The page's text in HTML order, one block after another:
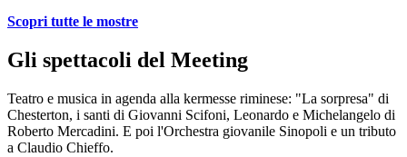
Scopri tutte le mostre
Gli spettacoli del Meeting
Teatro e musica in agenda alla kermesse riminese: "La sorpresa" di
Chesterton, i santi di Giovanni Scifoni, Leonardo e Michelangelo di
Roberto Mercadini. E poi l'Orchestra giovanile Sinopoli e un tributo
a Claudio Chieffo.